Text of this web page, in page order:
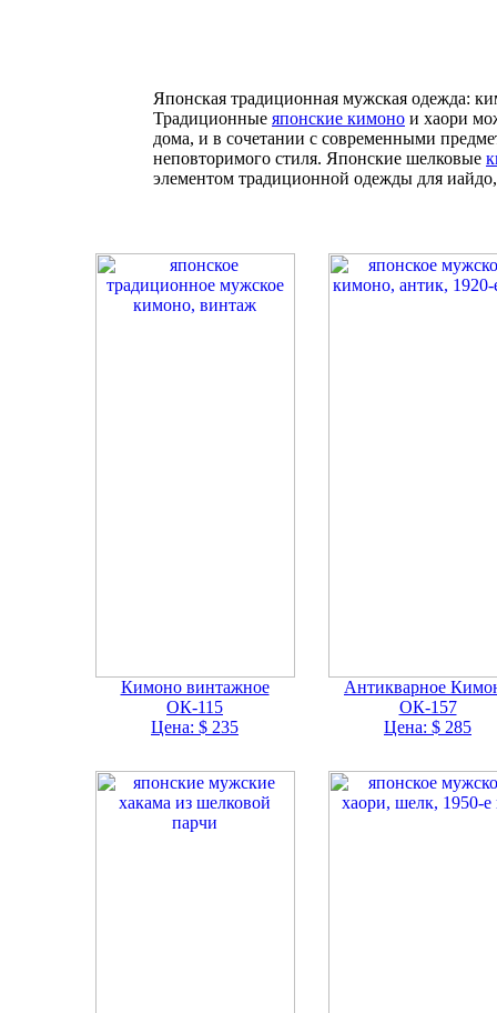
Японская традиционная мужская одежда:
Традиционные японские кимоно и хаори
дома, и в сочетании с современными
неповторимого стиля. Японские шелковые
элементом традиционной одежды для
Кимоно винтажное
ОК-115
Цена: $ 235
Антикварное
ОК-157
Цена: $ 285